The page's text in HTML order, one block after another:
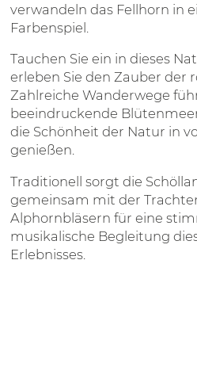
verwandeln das Fellhorn in
Farbenspiel.
Tauchen Sie ein in dieses
erleben Sie den Zauber der
Zahlreiche Wanderwege
beeindruckende
die Schönheit der Natur in
genießen.
Traditionell sorgt die
gemeinsam mit der
Alphornbläsern für eine
musikalische Begleitung
Erlebnisses.